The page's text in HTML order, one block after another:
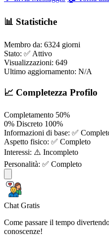
📊 Statistiche
Membro da: 6324 giorni
Stato: ✅ Attivo
Visualizzazioni: 649
Ultimo aggiornamento: N/A
📈 Completezza Profilo
Completamento 50%
0% Discreto 100%
Informazioni di base: ✅
Aspetto fisico: ✅ Completo
Interessi: ⚠️ Incompleto
Personalità: ✅ Completo
Chat Gratis
Come passare il tempo
conoscenze!